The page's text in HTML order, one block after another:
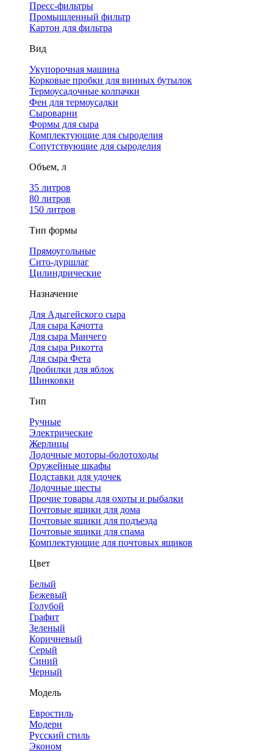
Пресс-фильтры
Промышленный фильтр
Картон для фильтра
Вид
Укупорочная машина
Корковые пробки для винных бутылок
Термоусадочные колпачки
Фен для термоусадки
Сыроварни
Формы для сыра
Комплектующие для сыроделия
Сопутствующие для сыроделия
Объем, л
35 литров
80 литров
150 литров
Тип формы
Прямоугольные
Сито-дуршлаг
Цилиндрические
Назначение
Для Адыгейского сыра
Для сыра Качотта
Для сыра Манчего
Для сыра Рикотта
Для сыра Фета
Дробилки для яблок
Шинковки
Тип
Ручные
Электрические
Жерлицы
Лодочные моторы-болотоходы
Оружейные шкафы
Подставки для удочек
Лодочные шесты
Прочие товары для охоты и рыбалки
Почтовые ящики для дома
Почтовые ящики для подъезда
Почтовые ящики для спама
Комплектующие для почтовых ящиков
Цвет
Белый
Бежевый
Голубой
Графит
Зеленый
Коричневый
Серый
Синий
Черный
Модель
Евростиль
Модерн
Русский стиль
Эконом